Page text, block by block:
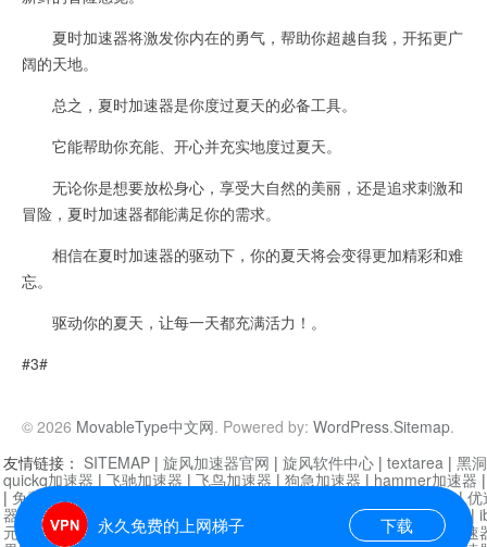
夏时加速器将激发你内在的勇气，帮助你超越自我，开拓更广
阔的天地。
总之，夏时加速器是你度过夏天的必备工具。
它能帮助你充能、开心并充实地度过夏天。
无论你是想要放松身心，享受大自然的美丽，还是追求刺激和
冒险，夏时加速器都能满足你的需求。
相信在夏时加速器的驱动下，你的夏天将会变得更加精彩和难
忘。
驱动你的夏天，让每一天都充满活力！。
#3#
© 2026 MovableType中文网. Powered by: WordPress.Sitemap.
永久免费的上网梯子 下载
友情链接： SITEMAP | 旋风加速器官网 | 旋风软件中心 | textarea | 黑
quickq加速器 | 飞驰加速器 | 飞鸟加速器 | 狗急加速器 | hammer加速器
| 免费vqn加速外网 迷雾通|优
器| 快柠檬加速器 |黑洞加速 |falemon 快橙加速器|anycast加速器 |
元机场加速器 |一元机场|老王加速器 | 白石山|
小牛加速